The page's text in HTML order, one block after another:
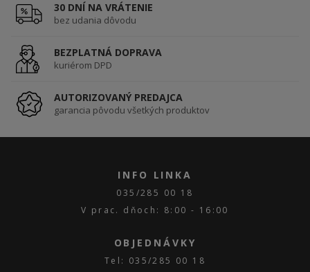
30 DNÍ NA VRÁTENIE
bez udania dôvodu
BEZPLATNÁ DOPRAVA
kuriérom DPD
AUTORIZOVANÝ PREDAJCA
garancia pôvodu všetkých produktov
INFO LINKA
035/285 00 18
V prac. dňoch: 8:00 - 16:00
OBJEDNÁVKY
Tel: 035/285 00 18